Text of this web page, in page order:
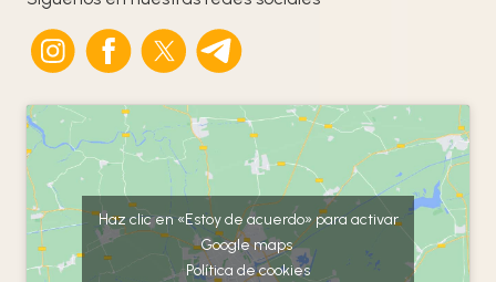
Haz clic en «Estoy de acuerdo» para activar
Google maps
Política de cookies